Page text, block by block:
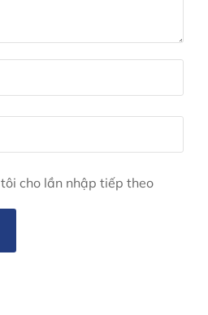
cho lần nhập tiếp theo